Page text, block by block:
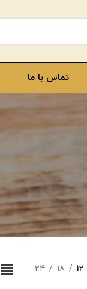
تماس با ما
12
18
24